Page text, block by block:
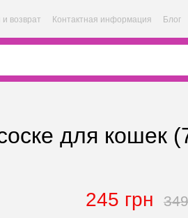
возврат Контактная информация Блог
для кошек
245 грн